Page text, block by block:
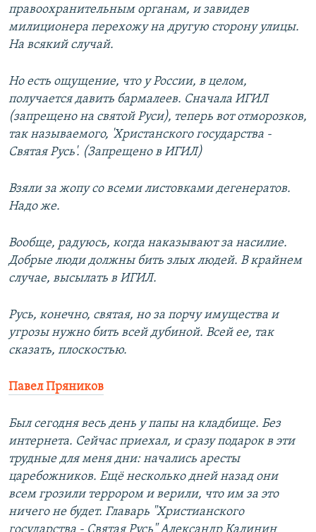
правоохранительным органам, и завидев
милиционера перехожу на другую сторону улицы.
На всякий случай.
Но есть ощущение, что у России, в целом,
получается давить бармалеев. Сначала ИГИЛ
(запрещено на святой Руси), теперь вот отморозков,
так называемого, 'Христанского государства -
Святая Русь'. (Запрещено в ИГИЛ)
Взяли за жопу со всеми листовками дегенератов.
Надо же.
Вообще, радуюсь, когда наказывают за насилие.
Добрые люди должны бить злых людей. В крайнем
случае, высылать в ИГИЛ.
Русь, конечно, святая, но за порчу имущества и
угрозы нужно бить всей дубиной. Всей ее, так
сказать, плоскостью.
Павел Пряников
Был сегодня весь день у папы на кладбище. Без
интернета. Сейчас приехал, и сразу подарок в эти
трудные для меня дни: начались аресты
царебожников. Ещё несколько дней назад они
всем грозили террором и верили, что им за это
ничего не будет. Главарь "Христианского